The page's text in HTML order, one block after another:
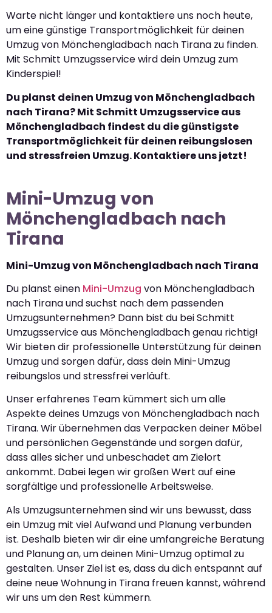
Warte nicht länger und kontaktiere uns noch heute,
um eine günstige Transportmöglichkeit für deinen
Umzug von Mönchengladbach nach Tirana zu finden.
Mit Schmitt Umzugsservice wird dein Umzug zum
Kinderspiel!
Du planst deinen Umzug von Mönchengladbach
nach Tirana? Mit Schmitt Umzugsservice aus
Mönchengladbach findest du die günstigste
Transportmöglichkeit für deinen reibungslosen
und stressfreien Umzug. Kontaktiere uns jetzt!
Mini-Umzug von
Mönchengladbach nach
Tirana
Mini-Umzug von Mönchengladbach nach Tirana
Du planst einen Mini-Umzug von Mönchengladbach
nach Tirana und suchst nach dem passenden
Umzugsunternehmen? Dann bist du bei Schmitt
Umzugsservice aus Mönchengladbach genau richtig!
Wir bieten dir professionelle Unterstützung für deinen
Umzug und sorgen dafür, dass dein Mini-Umzug
reibungslos und stressfrei verläuft.
Unser erfahrenes Team kümmert sich um alle
Aspekte deines Umzugs von Mönchengladbach nach
Tirana. Wir übernehmen das Verpacken deiner Möbel
und persönlichen Gegenstände und sorgen dafür,
dass alles sicher und unbeschadet am Zielort
ankommt. Dabei legen wir großen Wert auf eine
sorgfältige und professionelle Arbeitsweise.
Als Umzugsunternehmen sind wir uns bewusst, dass
ein Umzug mit viel Aufwand und Planung verbunden
ist. Deshalb bieten wir dir eine umfangreiche Beratung
und Planung an, um deinen Mini-Umzug optimal zu
gestalten. Unser Ziel ist es, dass du dich entspannt auf
deine neue Wohnung in Tirana freuen kannst, während
wir uns um den Rest kümmern.